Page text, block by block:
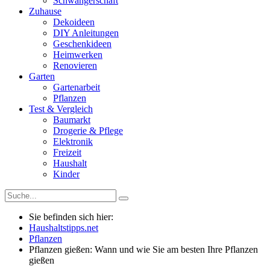
Zuhause
Dekoideen
DIY Anleitungen
Geschenkideen
Heimwerken
Renovieren
Garten
Gartenarbeit
Pflanzen
Test & Vergleich
Baumarkt
Drogerie & Pflege
Elektronik
Freizeit
Haushalt
Kinder
Sie befinden sich hier:
Haushaltstipps.net
Pflanzen
Pflanzen gießen: Wann und wie Sie am besten Ihre Pflanzen
gießen